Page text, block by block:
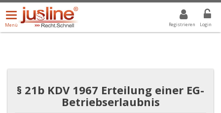
Registrieren Login
Menü
öffnen/schließen
Menü
ALLE DROPDOWN: GEWÄHLTER WERT IST ALLE
§ 21b KDV 1967 Erteilung einer EG-
Betriebserlaubnis